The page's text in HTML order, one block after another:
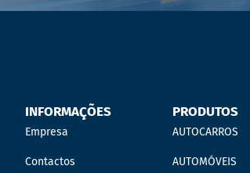
INFORMAÇÕES
Empresa
Contactos
PRODUTOS
AUTOCARROS
AUTOMÓVEIS